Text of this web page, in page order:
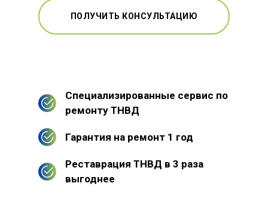
ПОЛУЧИТЬ КОНСУЛЬТАЦИЮ
Специализированные сервис по
ремонту ТНВД
Гарантия на ремонт 1 год
Реставрация ТНВД в 3 раза
выгоднее